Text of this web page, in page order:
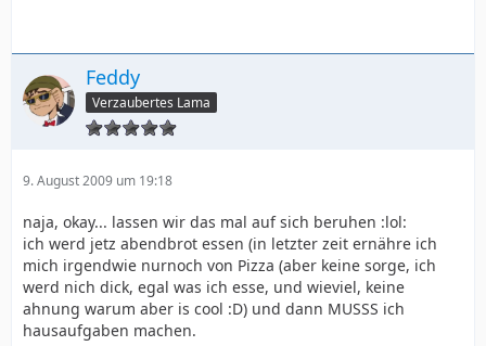
Feddy
Verzaubertes Lama
9. August 2009 um 19:18
naja, okay... lassen wir das mal auf sich beruhen :lol:
ich werd jetz abendbrot essen (in letzter zeit ernähre ich
mich irgendwie nurnoch von Pizza (aber keine sorge, ich
werd nich dick, egal was ich esse, und wieviel, keine
ahnung warum aber is cool :D) und dann MUSSS ich
hausaufgaben machen.